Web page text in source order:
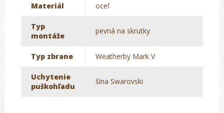
Materiál oceľ
Typ
montáže
pevná na skrutky
Typ zbrane Weatherby Mark V
Uchytenie
puškohľadu
šína Swarovski